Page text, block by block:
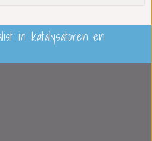
in katalysatoren en